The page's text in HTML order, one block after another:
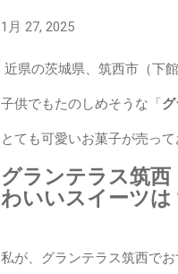
1月 27, 2025
近県の茨城県、筑西市（下
子供でもたのしめそうな「
とても可愛いお菓子が売っ
グランテラス筑
わいいスイーツは
私が、グランテラス筑西で